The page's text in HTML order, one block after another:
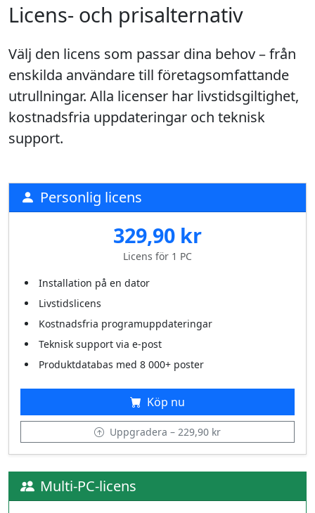
Licens- och prisalternativ
Välj den licens som passar dina behov – från
enskilda användare till företagsomfattande
utrullningar. Alla licenser har livstids­giltighet,
kostnadsfria uppdateringar och teknisk
support.
Personlig licens
329,90 kr
Licens för 1 PC
Installation på en dator
Livstidslicens
Kostnadsfria programuppdateringar
Teknisk support via e‑post
Produktdatabas med 8 000+ poster
Köp nu
Uppgradera – 229,90 kr
Multi‑PC‑licens